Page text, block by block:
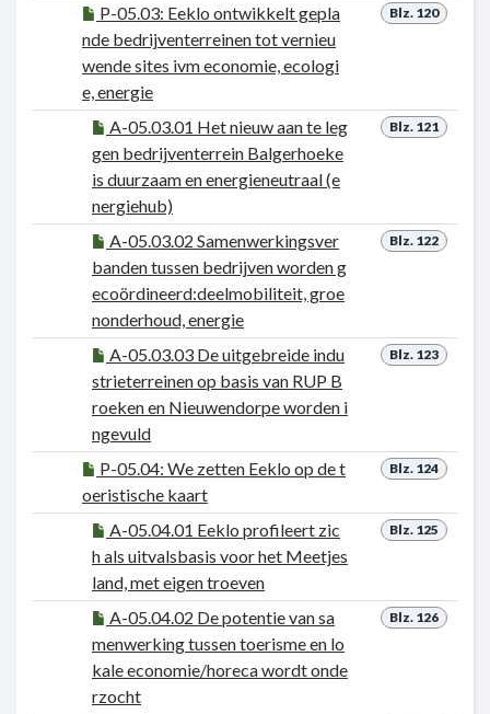
Blz. 120
P-05.03: Eeklo ontwikkelt gepla
nde bedrijventerreinen tot vernieu
wende sites ivm economie, ecologi
e, energie
Blz. 121
A-05.03.01 Het nieuw aan te leg
gen bedrijventerrein Balgerhoeke
is duurzaam en energieneutraal (e
nergiehub)
Blz. 122
A-05.03.02 Samenwerkingsver
banden tussen bedrijven worden g
ecoördineerd:deelmobiliteit, groe
nonderhoud, energie
Blz. 123
A-05.03.03 De uitgebreide indu
strieterreinen op basis van RUP B
roeken en Nieuwendorpe worden i
ngevuld
Blz. 124
P-05.04: We zetten Eeklo op de t
oeristische kaart
Blz. 125
A-05.04.01 Eeklo profileert zic
h als uitvalsbasis voor het Meetjes
land, met eigen troeven
Blz. 126
A-05.04.02 De potentie van sa
menwerking tussen toerisme en lo
kale economie/horeca wordt onde
rzocht